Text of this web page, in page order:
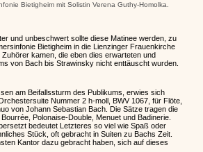
Bietigheim mit Solistin Verena Guthy-Homolka.
und unbeschwert sollte diese Matinee werden, zu
Bietigheim in die Lienzinger Frauenkirche
kamen, die eben dies erwarteten und
von Bach bis Strawinsky nicht enttäuscht wurden.
am Beifallssturm des Publikums, erwies sich
Nummer 2 h-moll, BWV 1067, für Flöte,
von Johann Sebastian Bach. Die Sätze tragen die
Polonaise-Double, Menuet und Badinerie.
bedeutet Letzteres so viel wie Spaß oder
Stück, oft gebracht in Suiten zu Bachs Zeit.
Kantor dazu gebracht haben, sich auf dieses